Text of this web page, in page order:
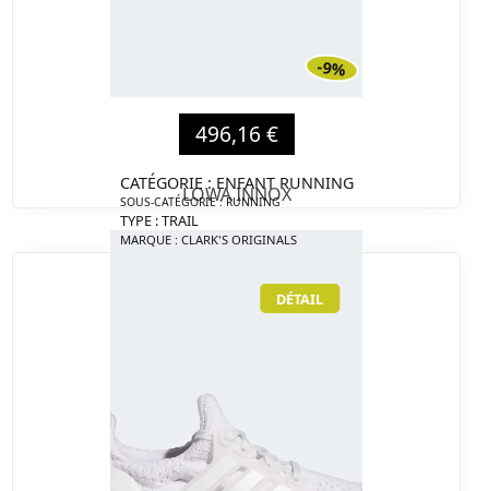
496,16 €
CATÉGORIE : ENFANT RUNNING
SOUS-CATÉGORIE : RUNNING
TYPE : TRAIL
MARQUE : CLARK'S ORIGINALS
-9%
DÉTAIL
LOWA INNOX